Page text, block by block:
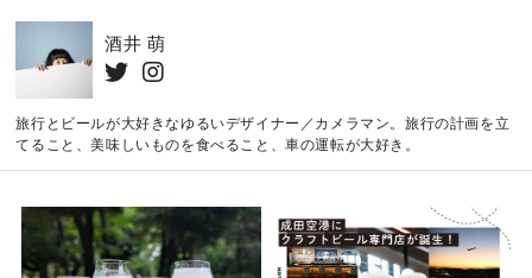
酒井 萌
旅行とビールが大好きなゆるいデザイナー／カメラマン。旅行の計画を立
てること、美味しいものを食べること、車の運転が大好き。